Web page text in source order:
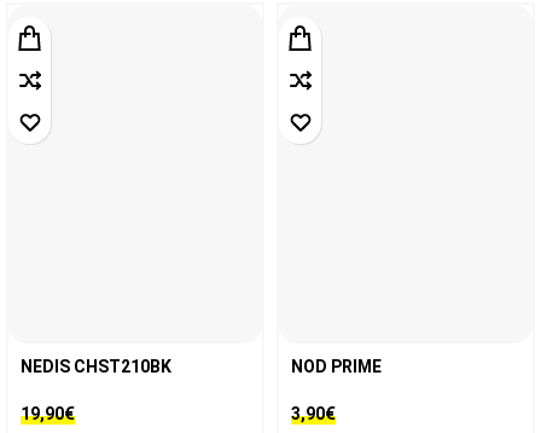
NEDIS CHST210BK
19,90€
NOD PRIME
3,90€